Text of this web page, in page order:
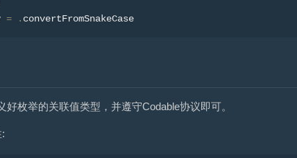
= . convertFromSnakeCase
枚举的关联值类型，并遵守Codable协议即可。